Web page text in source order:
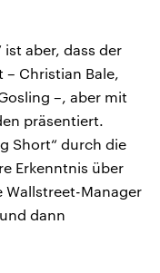
ist aber, dass der
– Christian Bale,
–, aber mit
präsentiert.
Short“ durch die
Erkenntnis über
Wallstreet-Manager
dann